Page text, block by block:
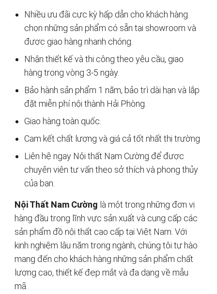
Nhiều ưu đãi cực kỳ hấp dẫn cho khách hàng
chọn những sản phẩm có sẵn tại showroom và
được giao hàng nhanh chóng.
Nhận thiết kế và thi công theo yêu cầu, giao
hàng trong vòng 3-5 ngày.
Bảo hành sản phẩm 1 năm, bảo trì dài hạn và lắp
đặt miễn phí nội thành Hải Phòng.
Giao hàng toàn quốc.
Cam kết chất lượng và giá cả tốt nhất thị trường
Liên hệ ngay Nội thất Nam Cường để được
chuyên viên tư vấn theo sở thích và phong thủy
của bạn.
Nội Thất Nam Cường là một trong những đơn vị
hàng đầu trong lĩnh vực sản xuất và cung cấp các
sản phẩm đồ nội thất cao cấp tại Việt Nam. Với
kinh nghiệm lâu năm trong ngành, chúng tôi tự hào
mang đến cho khách hàng những sản phẩm chất
lượng cao, thiết kế đẹp mắt và đa dạng về mẫu
mã.